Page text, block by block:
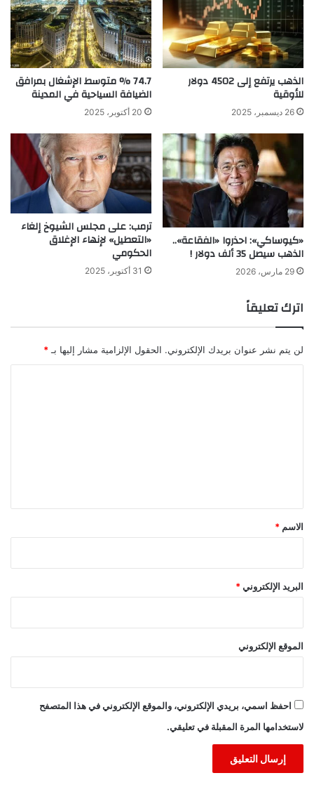
الذهب يرتفع إلى 4502 دولار
للأوقية
26 ديسمبر، 2025
74.7 % متوسط الإشغال بمرافق
الضيافة السياحية في المدينة
20 أكتوبر، 2025
«كيوساكي»: احذروا «الفقاعة»..
الذهب سيصل 35 ألف دولار !
29 مارس، 2026
ترمب: على مجلس الشيوخ إلغاء
«التعطيل» لإنهاء الإغلاق
الحكومي
31 أكتوبر، 2025
اترك تعليقاً
لن يتم نشر عنوان بريدك الإلكتروني. الحقول الإلزامية مشار إليها بـ *
*
الاسم *
البريد الإلكتروني *
الموقع الإلكتروني
احفظ اسمي، بريدي الإلكتروني، والموقع الإلكتروني في هذا المتصفح
لاستخدامها المرة المقبلة في تعليقي.